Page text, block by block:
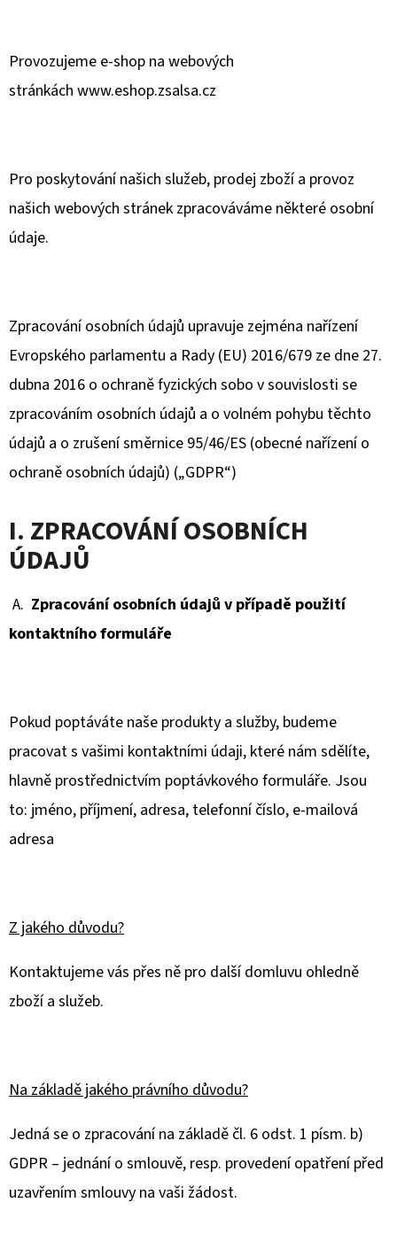
Provozujeme e-shop na webových
stránkách www.eshop.zsalsa.cz
Pro poskytování našich služeb, prodej zboží a provoz
našich webových stránek zpracováváme některé osobní
údaje.
Zpracování osobních údajů upravuje zejména nařízení
Evropského parlamentu a Rady (EU) 2016/679 ze dne 27.
dubna 2016 o ochraně fyzických sobo v souvislosti se
zpracováním osobních údajů a o volném pohybu těchto
údajů a o zrušení směrnice 95/46/ES (obecné nařízení o
ochraně osobních údajů) („GDPR“)
I. ZPRACOVÁNÍ OSOBNÍCH
ÚDAJŮ
A. Zpracování osobních údajů v případě použití
kontaktního formuláře
Pokud poptáváte naše produkty a služby, budeme
pracovat s vašimi kontaktními údaji, které nám sdělíte,
hlavně prostřednictvím poptávkového formuláře. Jsou
to: jméno, příjmení, adresa, telefonní číslo, e-mailová
adresa
Z jakého důvodu?
Kontaktujeme vás přes ně pro další domluvu ohledně
zboží a služeb.
Na základě jakého právního důvodu?
Jedná se o zpracování na základě čl. 6 odst. 1 písm. b)
GDPR – jednání o smlouvě, resp. provedení opatření před
uzavřením smlouvy na vaši žádost.
?
D
O
R
U
Č
U
J
E
M
MINERÁLNÍ
"VODA"
390
Kč